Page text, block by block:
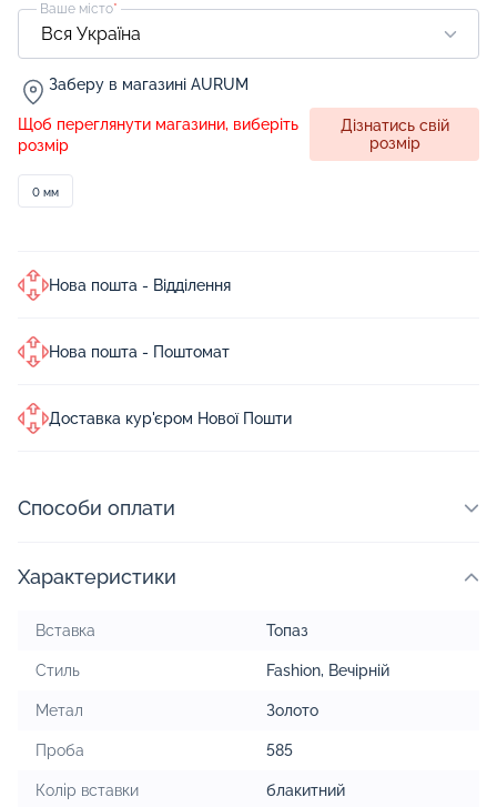
Ваше місто*
Заберу в магазині AURUM
Щоб переглянути магазини, виберіть
розмір
Дізнатись свій
розмір
0 мм
Нова пошта - Відділення
Нова пошта - Поштомат
Доставка кур'єром Нової Пошти
Способи оплати
Характеристики
Вставка Топаз
Стиль Fashion, Вечірній
Метал Золото
Проба 585
Колір вставки блакитний